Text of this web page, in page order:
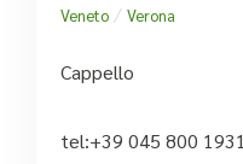
Veneto / Verona
Cappello
tel:+39 045 800 1931